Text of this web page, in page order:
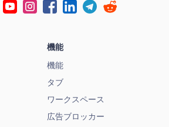
機能
機能
タブ
ワークスペース
広告ブロッカー